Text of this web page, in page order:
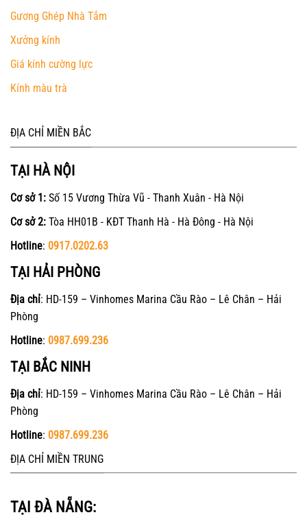
Gương Ghép Nhà Tắm
Xưởng kính
Giá kính cường lực
Kính màu trà
ĐỊA CHỈ MIỀN BẮC
TẠI HÀ NỘI
Cơ sở 1: Số 15 Vương Thừa Vũ - Thanh Xuân - Hà Nội
Cơ sở 2: Tòa HH01B - KĐT Thanh Hà - Hà Đông - Hà Nội
Hotline: 0917.0202.63
TẠI HẢI PHÒNG
Địa chỉ: HD-159 – Vinhomes Marina Cầu Rào – Lê Chân – Hải
Phòng
Hotline: 0987.699.236
TẠI BẮC NINH
Địa chỉ: HD-159 – Vinhomes Marina Cầu Rào – Lê Chân – Hải
Phòng
Hotline: 0987.699.236
ĐỊA CHỈ MIỀN TRUNG
TẠI ĐÀ NẴNG: